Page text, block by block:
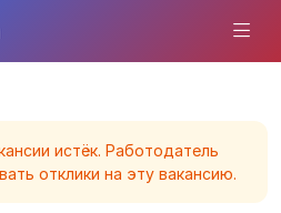
истёк. Работодатель
отклики на эту вакансию.